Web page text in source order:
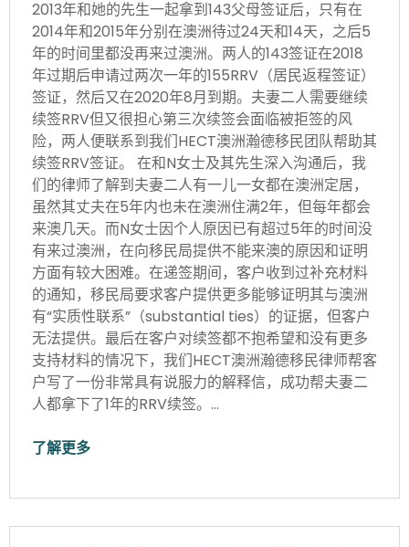
2013年和她的先生一起拿到143父母签证后，只有在
2014年和2015年分别在澳洲待过24天和14天，之后5
年的时间里都没再来过澳洲。两人的143签证在2018
年过期后申请过两次一年的155RRV（居民返程签证）
签证，然后又在2020年8月到期。夫妻二人需要继续
续签RRV但又很担心第三次续签会面临被拒签的风
险，两人便联系到我们HECT澳洲瀚德移民团队帮助其
续签RRV签证。 在和N女士及其先生深入沟通后，我
们的律师了解到夫妻二人有一儿一女都在澳洲定居，
虽然其丈夫在5年内也未在澳洲住满2年，但每年都会
来澳几天。而N女士因个人原因已有超过5年的时间没
有来过澳洲，在向移民局提供不能来澳的原因和证明
方面有较大困难。在递签期间，客户收到过补充材料
的通知，移民局要求客户提供更多能够证明其与澳洲
有“实质性联系”（substantial ties）的证据，但客户
无法提供。最后在客户对续签都不抱希望和没有更多
支持材料的情况下，我们HECT澳洲瀚德移民律师帮客
户写了一份非常具有说服力的解释信，成功帮夫妻二
人都拿下了1年的RRV续签。…
了解更多